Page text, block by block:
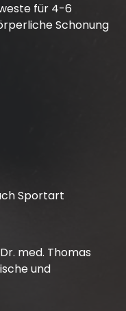
für 4-6
Schonung
Sportart
med. Thomas
und